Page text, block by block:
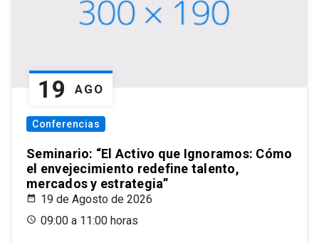
19 AGO
Conferencias
Seminario: “El Activo que Ignoramos: Cómo
el envejecimiento redefine talento,
mercados y estrategia”
19 de Agosto de 2026
09:00 a 11:00 horas